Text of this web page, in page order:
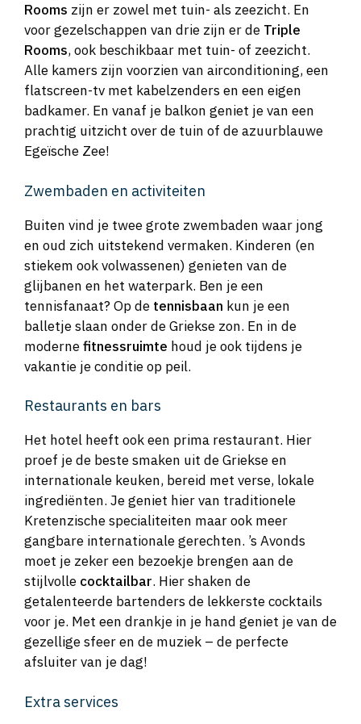
Rooms zijn er zowel met tuin- als zeezicht. En
voor gezelschappen van drie zijn er de Triple
Rooms, ook beschikbaar met tuin- of zeezicht.
Alle kamers zijn voorzien van airconditioning, een
flatscreen-tv met kabelzenders en een eigen
badkamer. En vanaf je balkon geniet je van een
prachtig uitzicht over de tuin of de azuurblauwe
Egeïsche Zee!
Zwembaden en activiteiten
Buiten vind je twee grote zwembaden waar jong
en oud zich uitstekend vermaken. Kinderen (en
stiekem ook volwassenen) genieten van de
glijbanen en het waterpark. Ben je een
tennisfanaat? Op de tennisbaan kun je een
balletje slaan onder de Griekse zon. En in de
modernefitnessruimte houd je ook tijdens je
vakantie je conditie op peil.
Restaurants en bars
Het hotel heeft ook een prima restaurant. Hier
proef je de beste smaken uit de Griekse en
internationale keuken, bereid met verse, lokale
ingrediënten. Je geniet hier van traditionele
Kretenzische specialiteiten maar ook meer
gangbare internationale gerechten. ’s Avonds
moet je zeker een bezoekje brengen aan de
stijlvolle cocktailbar. Hier shaken de
getalenteerde bartenders de lekkerste cocktails
voor je. Met een drankje in je hand geniet je van de
gezellige sfeer en de muziek – de perfecte
afsluiter van je dag!
Extra services